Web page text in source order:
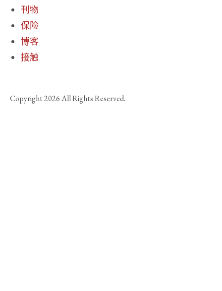
刊物
保险
博客
接触
Copyright 2026 All Rights Reserved.